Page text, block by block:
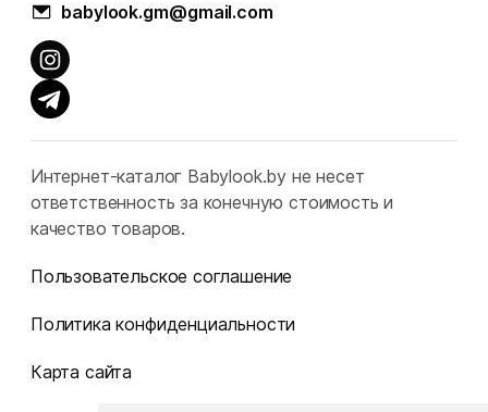
babylook.gm@gmail.com
Интернет-каталог Babylook.by не несет
ответственность за конечную стоимость и
качество товаров.
Пользовательское соглашение
Политика конфиденциальности
Карта сайта